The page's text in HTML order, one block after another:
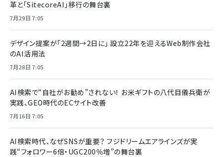
革と「SitecoreAI」移行の舞台裏
7月29日 7:05
デザイン提案が「2週間→2日に」 設立22年を迎えるWeb制作会社
のAI活用法
7月28日 7:05
AI検索で“自社がお勧め”されない！ お米ギフトの八代目儀兵衛が
実践、GEO時代のECサイト改善
7月16日 7:05
AI検索時代、なぜSNSが重要？ フジドリームエアラインズが実
践“フォロワー6倍・UGC200％増”の舞台裏